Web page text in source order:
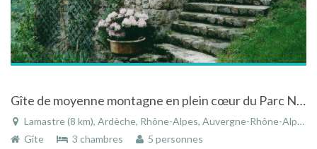
Gîte de moyenne montagne en plein cœur du Parc Naturel des Monts d'Ardèche
Lamastre (8 km), Ardèche, Rhône-Alpes, Auvergne-Rhône-Alpes, France
Gîte
3 chambres 5 personnes